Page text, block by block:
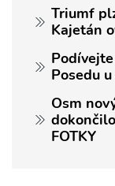
Triumf
Kajetán
Posedu
Osm
FOTKY